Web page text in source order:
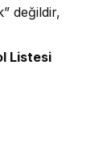
değildir,
Listesi